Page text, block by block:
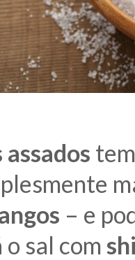
assados
– e
sal com